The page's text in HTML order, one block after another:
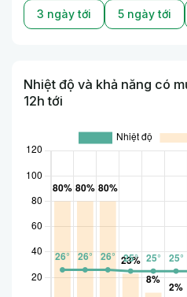
3 ngày tới 5 ngày tới
Nhiệt độ và khả năng có
12h tới